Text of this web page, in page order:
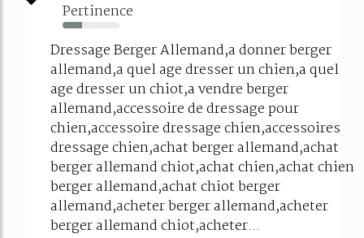
Pertinence
34%
Dressage Berger Allemand,a donner berger
allemand,a quel age dresser un chien,a quel
age dresser un chiot,a vendre berger
allemand,accessoire de dressage pour
chien,accessoire dressage chien,accessoires
dressage chien,achat berger allemand,achat
berger allemand chiot,achat chien,achat chien
berger allemand,achat chiot berger
allemand,acheter berger allemand,acheter
berger allemand chiot,acheter...